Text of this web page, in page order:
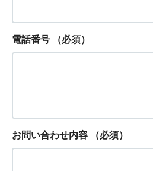
電話番号 （必須）
お問い合わせ内容 （必須）